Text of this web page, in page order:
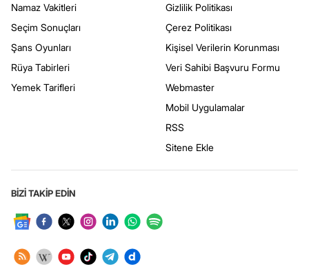
Namaz Vakitleri
Seçim Sonuçları
Şans Oyunları
Rüya Tabirleri
Yemek Tarifleri
Gizlilik Politikası
Çerez Politikası
Kişisel Verilerin Korunması
Veri Sahibi Başvuru Formu
Webmaster
Mobil Uygulamalar
RSS
Sitene Ekle
BİZİ TAKİP EDİN